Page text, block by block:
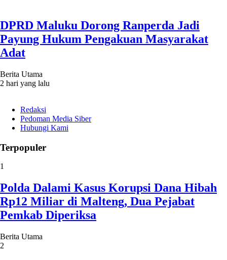
DPRD Maluku Dorong Ranperda Jadi
Payung Hukum Pengakuan Masyarakat
Adat
Berita Utama
2 hari yang lalu
Redaksi
Pedoman Media Siber
Hubungi Kami
Terpopuler
1
Polda Dalami Kasus Korupsi Dana Hibah
Rp12 Miliar di Malteng, Dua Pejabat
Pemkab Diperiksa
Berita Utama
2